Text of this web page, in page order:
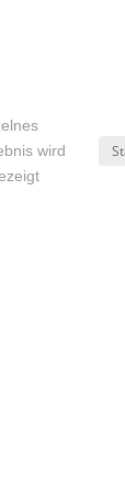
wird